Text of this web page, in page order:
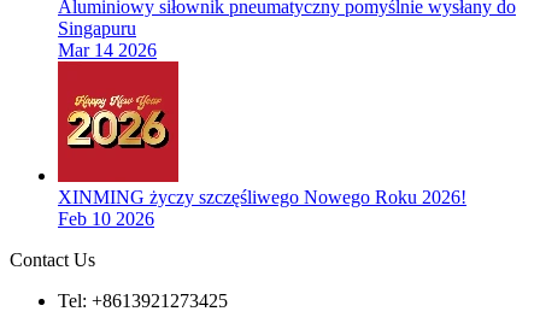
Aluminiowy siłownik pneumatyczny pomyślnie wysłany do
Singapuru
Mar 14 2026
XINMING życzy szczęśliwego Nowego Roku 2026!
Feb 10 2026
Contact Us
Tel: +8613921273425